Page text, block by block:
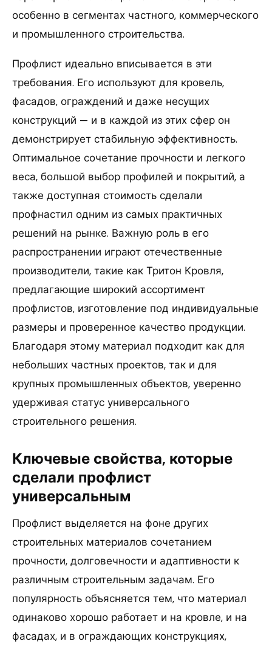
особенно в сегментах частного, коммерческого
и промышленного строительства.
Профлист идеально вписывается в эти
требования. Его используют для кровель,
фасадов, ограждений и даже несущих
конструкций — и в каждой из этих сфер он
демонстрирует стабильную эффективность.
Оптимальное сочетание прочности и легкого
веса, большой выбор профилей и покрытий, а
также доступная стоимость сделали
профнастил одним из самых практичных
решений на рынке. Важную роль в его
распространении играют отечественные
производители, такие как Тритон Кровля,
предлагающие широкий ассортимент
профлистов, изготовление под индивидуальные
размеры и проверенное качество продукции.
Благодаря этому материал подходит как для
небольших частных проектов, так и для
крупных промышленных объектов, уверенно
удерживая статус универсального
строительного решения.
Ключевые свойства, которые
сделали профлист
универсальным
Профлист выделяется на фоне других
строительных материалов сочетанием
прочности, долговечности и адаптивности к
различным строительным задачам. Его
популярность объясняется тем, что материал
одинаково хорошо работает и на кровле, и на
фасадах, и в ограждающих конструкциях,